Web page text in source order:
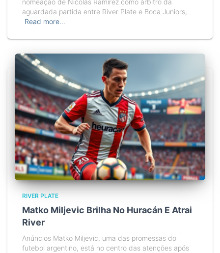
aguardada partida entre River Plate e Boca Juniors,
Read more…
RIVER PLATE
Matko Miljevic Brilha No Huracán E Atrai
River
Anúncios Matko Miljevic, uma das promessas do
futebol argentino, está no centro das atenções após